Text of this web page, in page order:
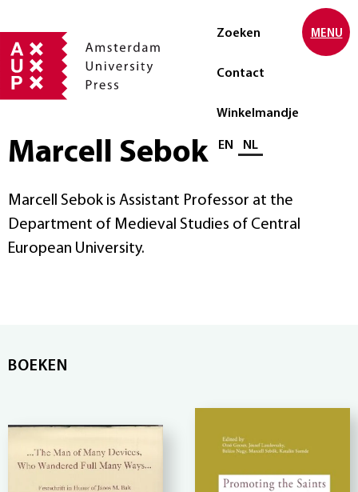
Zoeken
Contact
Winkelmandje
Selecteer taal
EN NL
MENU
Marcell Sebok
Marcell Sebok is Assistant Professor at the
Department of Medieval Studies of Central
European University.
BOEKEN